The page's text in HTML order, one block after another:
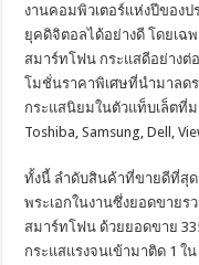
งานคอมพิวเตอร์แห่งปีของ
ยุคดิจิตอลได้อย่างดี โดยเฉ
สมาร์ทโฟน กระแสดีอย่างต่
โมชั่นราคาพิเศษที่นำมาลด
กระแสนิยมในตัวแท็บเล็ตที่
Toshiba, Samsung, Dell,
ทั้งนี้ ลำดับสินค้าที่ขายดีที่สุ
พระเอกในงานซึ่งยอดขายร
สมาร์ทโฟน ด้วยยอดขาย
กระแสแรงจนเข้ามาติด 1 ใ